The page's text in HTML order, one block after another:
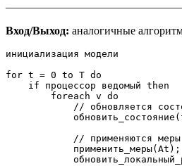
Вход/Выход: аналогичные
инициализация модели
for t = 0 to T do
    if процессор ведомый then
        foreach v do
// обновляется
// применяются
            применить_меры(At);